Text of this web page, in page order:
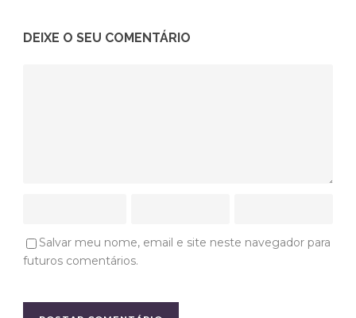
DEIXE O SEU COMENTÁRIO
Salvar meu nome, email e site neste navegador para
futuros comentários.